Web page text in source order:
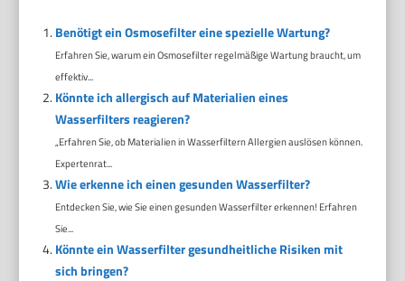
Benötigt ein Osmosefilter eine spezielle Wartung?
Erfahren Sie, warum ein Osmosefilter regelmäßige Wartung braucht, um
effektiv...
Könnte ich allergisch auf Materialien eines
Wasserfilters reagieren?
„Erfahren Sie, ob Materialien in Wasserfiltern Allergien auslösen können.
Expertenrat...
Wie erkenne ich einen gesunden Wasserfilter?
Entdecken Sie, wie Sie einen gesunden Wasserfilter erkennen! Erfahren
Sie...
Könnte ein Wasserfilter gesundheitliche Risiken mit
sich bringen?